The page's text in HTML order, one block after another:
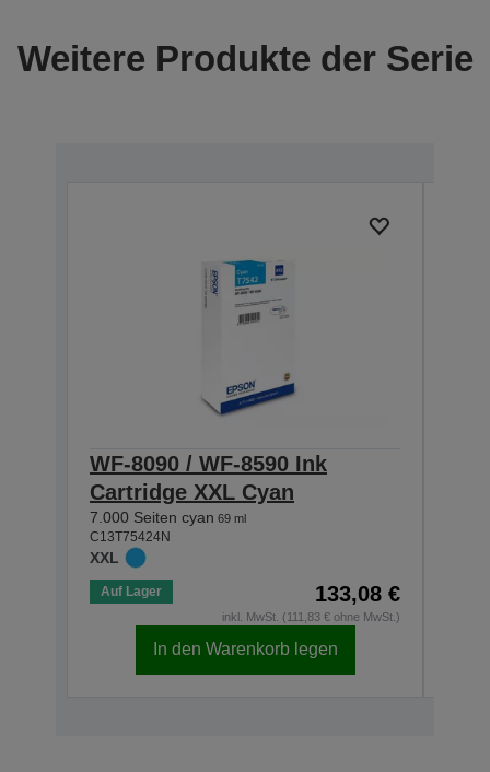
Weitere Produkte der Serie
WF-8090 / WF-8590 Ink
Cartridge XXL Cyan
7.000 Seiten cyan 69 ml
C13T75424N
XXL
Auf Lager 133,08 €
inkl. MwSt. (111,83 € ohne MwSt.)
In den Warenkorb legen